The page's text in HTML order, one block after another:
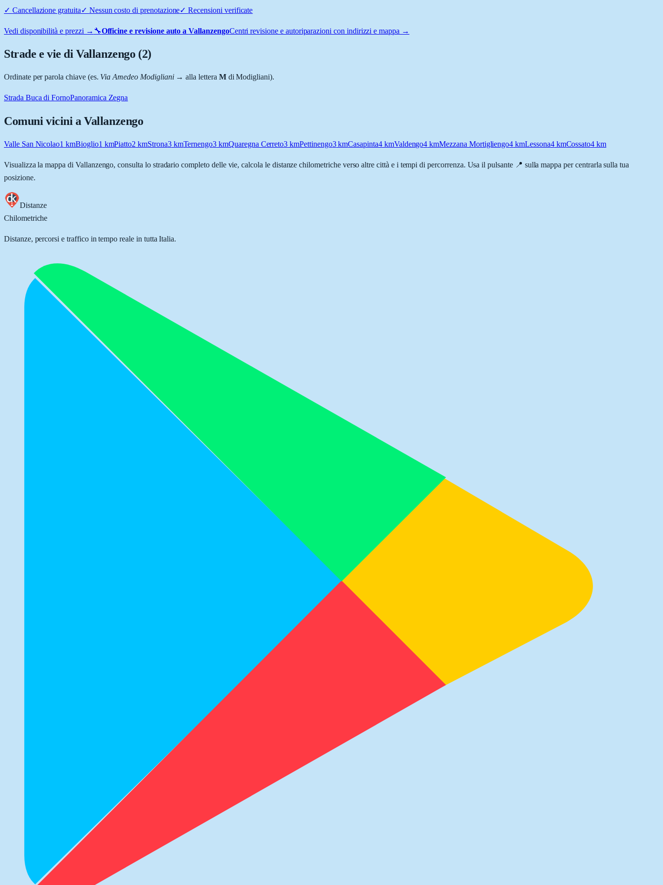
✓ Cancellazione gratuita✓ Nessun costo di prenotazione✓Recensioni verificate
Vedi disponibilità e prezzi → 🔧Officine e revisione auto aVallanzengoCentri revisione e autoriparazioni con indirizzi e mappa →
Strade e vie diVallanzengo (2)
Ordinate per parola chiave (es. Via Amedeo Modigliani→ alla lettera Mdi Modigliani).
Strada Buca di FornoPanoramica Zegna
Comuni vicini aVallanzengo
Valle San Nicolao1 kmBioglio1 kmPiatto2 kmStrona3kmTernengo3 kmQuaregna Cerreto3 kmPettinengo3kmCasapinta4kmValdengo4 kmMezzana Mortigliengo4 kmLessona4kmCossato4 km
Visualizza la mappa di Vallanzengo, consulta lo stradario completo delle vie, calcola le distanze chilometriche verso altre città e i tempi di percorrenza. Usa il pulsante 📍 sulla mappa per centrarla sulla tua
posizione.
Distanze
Chilometriche
Distanze, percorsi e traffico in tempo reale in tutta Italia.